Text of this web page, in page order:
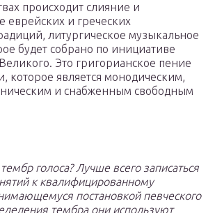
происходит слияние и
еврейских и греческих
литургическое музыкальное
будет собрано по инициативе
Это григорианское пение
которое является монодическим,
и снабженным свободным
голоса? Лучше всего записаться
к квалифицированному
постановкой певческого
тембра они используют